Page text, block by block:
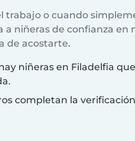
trabajo o cuando
a niñeras de confianza en
de acostarte.
niñeras en Filadelfia
completan la